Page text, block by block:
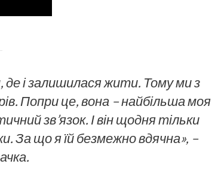
де і залишилася жити. Тому ми з
Попри це, вона – найбільша моя
зв’язок. І він щодня тільки
За що я їй безмежно вдячна», –